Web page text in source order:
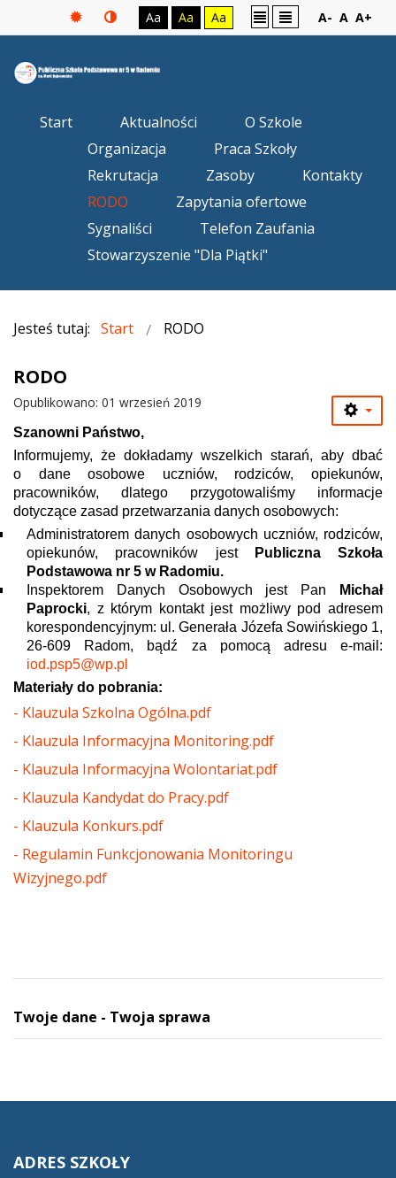
Aa Aa Aa A- A A+
Start Aktualności
O Szkole
Organizacja
Praca Szkoły
Rekrutacja
Zasoby
Kontakty
RODO
Zapytania ofertowe
Sygnaliści
Telefon Zaufania
Stowarzyszenie "Dla Piątki"
Jesteś tutaj: Start RODO
RODO
Opublikowano: 01 wrzesień 2019
Szanowni Państwo,
Informujemy, że dokładamy wszelkich starań, aby dbać
o dane osobowe uczniów, rodziców, opiekunów,
pracowników, dlatego przygotowaliśmy informacje
dotyczące zasad przetwarzania danych osobowych:
Administratorem danych osobowych uczniów, rodziców,
opiekunów, pracowników jest
Publiczna Szkoła
Podstawowa nr 5 w Radomiu.
Inspektorem Danych Osobowych jest Pan
Michał
Paprocki, z którym kontakt jest możliwy pod adresem
korespondencyjnym: ul. Generała Józefa Sowińskiego 1,
26-609 Radom, bądź za pomocą adresu e-mail:
iod.psp5@wp.pl
Materiały do pobrania:
- Klauzula Szkolna Ogólna.pdf
- Klauzula Informacyjna Monitoring.pdf
- Klauzula Informacyjna Wolontariat.pdf
- Klauzula Kandydat do Pracy.pdf
- Klauzula Konkurs.pdf
- Regulamin Funkcjonowania Monitoringu
Wizyjnego.pdf
Twoje dane - Twoja sprawa
ADRES SZKOŁY